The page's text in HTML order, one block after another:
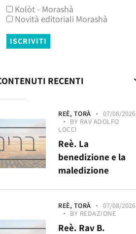
Kolòt - Morashà
Novità editoriali Morashà
RECENTI
REÈ, TORÀ
07/08/2026
BY RAV ADOLFO
LOCCI
Reè. La
benedizione e la
maledizione
REÈ, TORÀ
07/08/2026
BY REDAZIONE
Reè. Rav B.